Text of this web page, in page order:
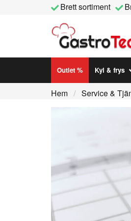
Brett sortiment
Outlet % Kyl & frys
Hem Service &